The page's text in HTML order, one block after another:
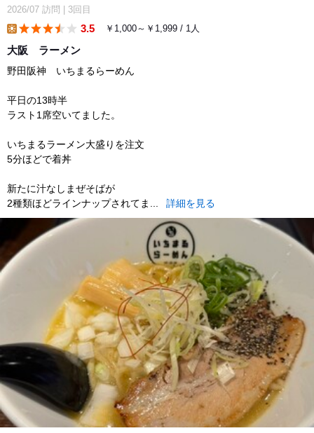
2026/07 訪問 3回目
3.5 ￥1,000～￥1,999 / 1人
大阪 ラーメン
野田阪神 いちまるらーめん
平日の13時半
ラスト1席空いてました。
いちまるラーメン大盛りを注文
5分ほどで着丼
新たに汁なしまぜそばが
2種類ほどラインナップされてま...
詳細を見る